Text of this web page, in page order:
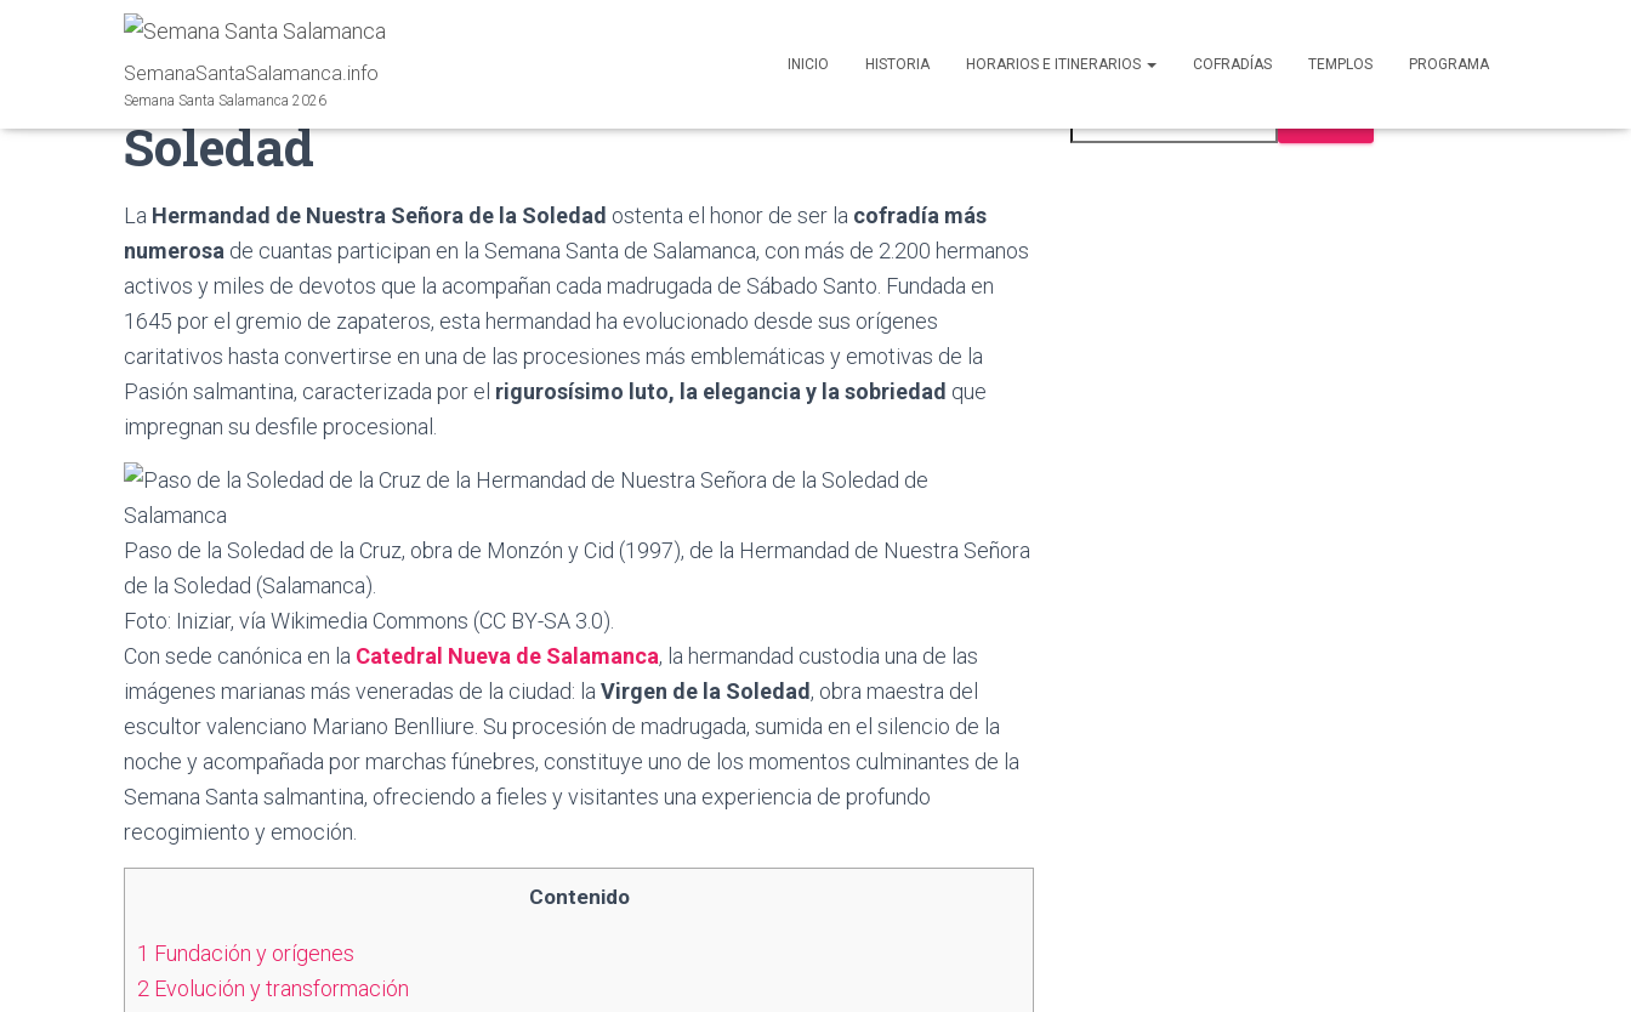
SemanaSantaSalamanca.info
Semana Santa Salamanca 2026
INICIO HISTORIA HORARIOS E ITINERARIOS COFRADÍAS TEMPLOS PROGRAMA
Hermandad de Nuestra Señora de la
Soledad
La Hermandad de Nuestra Señora de la Soledad ostenta el honor de ser la cofradía más
numerosa de cuantas participan en la Semana Santa de Salamanca, con más de 2.200 hermanos
activos y miles de devotos que la acompañan cada madrugada de Sábado Santo. Fundada en
1645 por el gremio de zapateros, esta hermandad ha evolucionado desde sus orígenes
caritativos hasta convertirse en una de las procesiones más emblemáticas y emotivas de la
Pasión salmantina, caracterizada por el rigurosísimo luto, la elegancia y la sobriedad que
impregnan su desfile procesional.
Paso de la Soledad de la Cruz, obra de Monzón y Cid (1997), de la Hermandad de Nuestra Señora
de la Soledad (Salamanca).
Foto: Iniziar, vía Wikimedia Commons (CC BY-SA 3.0).
Con sede canónica en la Catedral Nueva de Salamanca, la hermandad custodia una de las
imágenes marianas más veneradas de la ciudad: la Virgen de la Soledad , obra maestra del
escultor valenciano Mariano Benlliure. Su procesión de madrugada, sumida en el silencio de la
noche y acompañada por marchas fúnebres, constituye uno de los momentos culminantes de la
Semana Santa salmantina, ofreciendo a fieles y visitantes una experiencia de profundo
recogimiento y emoción.
Contenido
1 Fundación y orígenes
2 Evolución y transformación
Buscar